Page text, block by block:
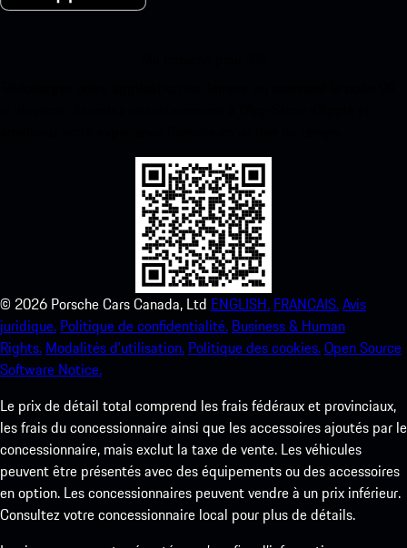
© 2026 Porsche Cars Canada, Ltd ENGLISH. FRANCAIS.Avis
juridique. Politique de confidentialité. Business & Human
Rights. Modalités d’utilisation. Politique des cookies.Open Source
Software Notice.
Le prix de détail total comprend les frais fédéraux et provinciaux,
les frais du concessionnaire ainsi que les accessoires ajoutés par le
concessionnaire, mais exclut la taxe de vente. Les véhicules
peuvent être présentés avec des équipements ou des accessoires
en option. Les concessionnaires peuvent vendre à un prix inférieur.
Consultez votre concessionnaire local pour plus de détails.